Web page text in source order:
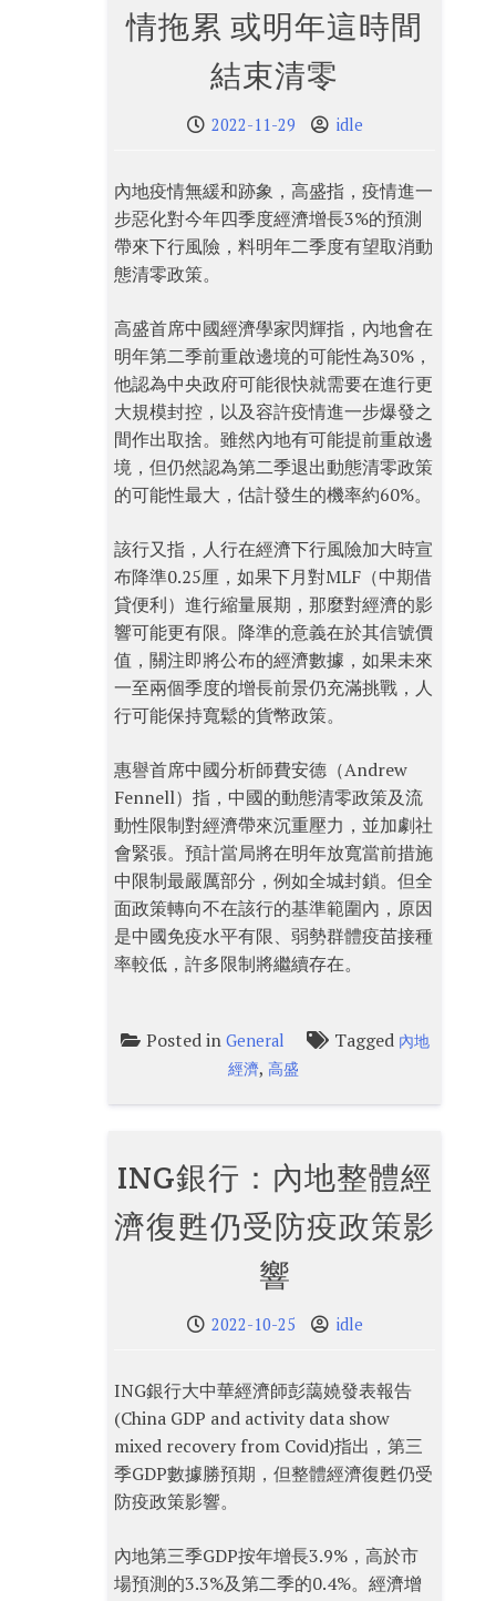
情拖累 或明年這時間
結束清零
2022-11-29 idle
內地疫情無緩和跡象，高盛指，疫情進一
步惡化對今年四季度經濟增長3%的預測
帶來下行風險，料明年二季度有望取消動
態清零政策。
高盛首席中國經濟學家閃輝指，內地會在
明年第二季前重啟邊境的可能性為30%，
他認為中央政府可能很快就需要在進行更
大規模封控，以及容許疫情進一步爆發之
間作出取捨。雖然內地有可能提前重啟邊
境，但仍然認為第二季退出動態清零政策
的可能性最大，估計發生的機率約60%。
該行又指，人行在經濟下行風險加大時宣
布降準0.25厘，如果下月對MLF（中期借
貸便利）進行縮量展期，那麼對經濟的影
響可能更有限。降準的意義在於其信號價
值，關注即將公布的經濟數據，如果未來
一至兩個季度的增長前景仍充滿挑戰，人
行可能保持寬鬆的貨幣政策。
惠譽首席中國分析師費安德（Andrew
Fennell）指，中國的動態清零政策及流
動性限制對經濟帶來沉重壓力，並加劇社
會緊張。預計當局將在明年放寬當前措施
中限制最嚴厲部分，例如全城封鎖。但全
面政策轉向不在該行的基準範圍內，原因
是中國免疫水平有限、弱勢群體疫苗接種
率較低，許多限制將繼續存在。
Posted in General Tagged 內地
經濟,高盛
ING銀行：內地整體經
濟復甦仍受防疫政策影
響
2022-10-25 idle
ING銀行大中華經濟師彭藹嬈發表報告
(China GDP and activity data show
mixed recovery from Covid)指出，第三
季GDP數據勝預期，但整體經濟復甦仍受
防疫政策影響。
內地第三季GDP按年增長3.9%，高於市
場預測的3.3%及第二季的0.4%。經濟增